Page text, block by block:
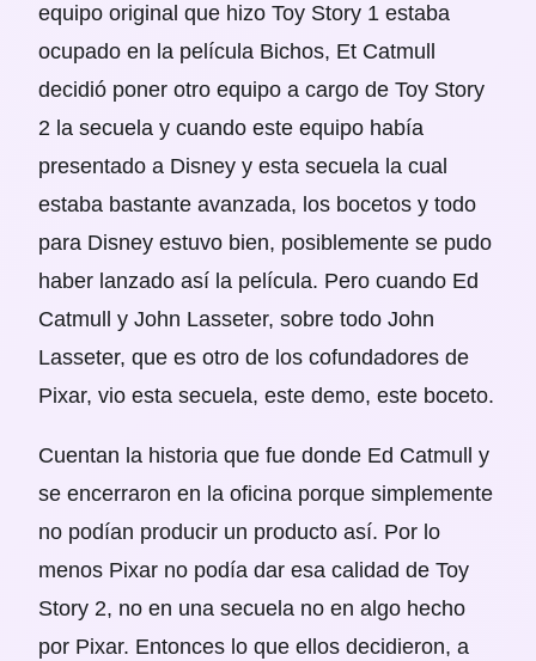
equipo original que hizo Toy Story 1 estaba
ocupado en la película Bichos, Et Catmull
decidió poner otro equipo a cargo de Toy Story
2 la secuela y cuando este equipo había
presentado a Disney y esta secuela la cual
estaba bastante avanzada, los bocetos y todo
para Disney estuvo bien, posiblemente se pudo
haber lanzado así la película. Pero cuando Ed
Catmull y John Lasseter, sobre todo John
Lasseter, que es otro de los cofundadores de
Pixar, vio esta secuela, este demo, este boceto.
Cuentan la historia que fue donde Ed Catmull y
se encerraron en la oficina porque simplemente
no podían producir un producto así. Por lo
menos Pixar no podía dar esa calidad de Toy
Story 2, no en una secuela no en algo hecho
por Pixar. Entonces lo que ellos decidieron, a